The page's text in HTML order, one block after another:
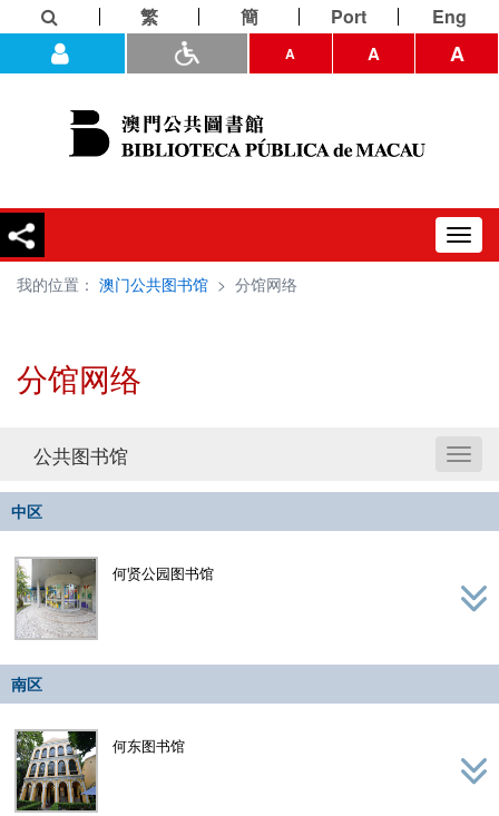
繁 簡 Port Eng
A A A
我的位置： 澳门公共图书馆 > 分馆网络
分馆网络
公共图书馆
Toggle
中区
何贤公园图书馆
南区
何东图书馆